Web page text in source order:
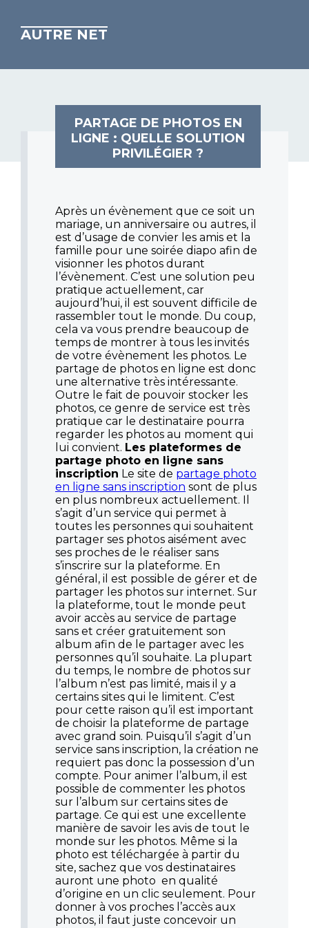
AUTRE NET
PARTAGE DE PHOTOS EN
LIGNE : QUELLE SOLUTION
PRIVILÉGIER ?
Après un évènement que ce soit un
mariage, un anniversaire ou autres, il
est d’usage de convier les amis et la
famille pour une soirée diapo afin de
visionner les photos durant
l’évènement. C’est une solution peu
pratique actuellement, car
aujourd’hui, il est souvent difficile de
rassembler tout le monde. Du coup,
cela va vous prendre beaucoup de
temps de montrer à tous les invités
de votre évènement les photos. Le
partage de photos en ligne est donc
une alternative très intéressante.
Outre le fait de pouvoir stocker les
photos, ce genre de service est très
pratique car le destinataire pourra
regarder les photos au moment qui
lui convient. Les plateformes de
partage photo en ligne sans
inscription Le site de partage photo
en ligne sans inscription sont de plus
en plus nombreux actuellement. Il
s’agit d’un service qui permet à
toutes les personnes qui souhaitent
partager ses photos aisément avec
ses proches de le réaliser sans
s’inscrire sur la plateforme. En
général, il est possible de gérer et de
partager les photos sur internet. Sur
la plateforme, tout le monde peut
avoir accès au service de partage
sans et créer gratuitement son
album afin de le partager avec les
personnes qu’il souhaite. La plupart
du temps, le nombre de photos sur
l’album n’est pas limité, mais il y a
certains sites qui le limitent. C’est
pour cette raison qu’il est important
de choisir la plateforme de partage
avec grand soin. Puisqu’il s’agit d’un
service sans inscription, la création ne
requiert pas donc la possession d’un
compte. Pour animer l’album, il est
possible de commenter les photos
sur l’album sur certains sites de
partage. Ce qui est une excellente
manière de savoir les avis de tout le
monde sur les photos. Même si la
photo est téléchargée à partir du
site, sachez que vos destinataires
auront une photo en qualité
d’origine en un clic seulement. Pour
donner à vos proches l’accès aux
photos, il faut juste concevoir un